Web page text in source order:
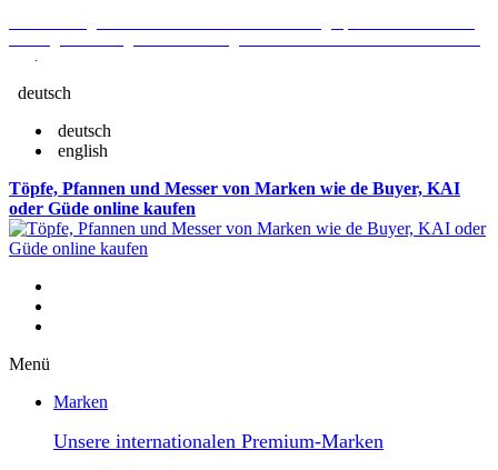
.
deutsch
deutsch
english
Töpfe, Pfannen und Messer von Marken wie de Buyer, KAI
oder Güde online kaufen
Menü
Marken
Unsere internationalen Premium-Marken